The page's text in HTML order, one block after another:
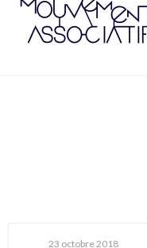
23 octobre 2018